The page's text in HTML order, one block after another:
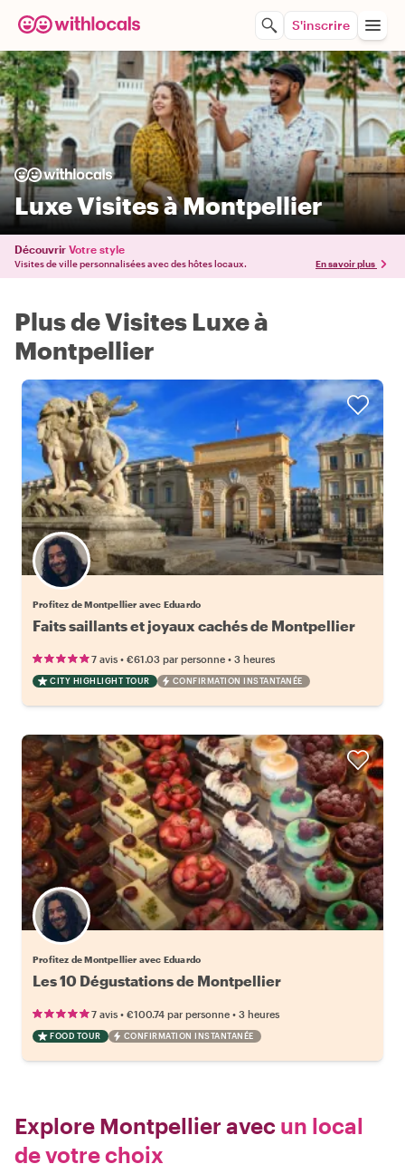
S'inscrire
Luxe Visites à Montpellier
Découvrir Votre style
Visites de ville personnalisées avec des hôtes locaux. En savoir plus
Plus de Visites Luxe à
Montpellier
Profitez de Montpellier avec Eduardo
Faits saillants et joyaux cachés de Montpellier
7 avis • €61.03 par personne • 3 heures
CITY HIGHLIGHT TOUR CONFIRMATION INSTANTANÉE
Profitez de Montpellier avec Eduardo
Les 10 Dégustations de Montpellier
7 avis • €100.74 par personne • 3 heures
FOOD TOUR CONFIRMATION INSTANTANÉE
Explore Montpellier avec un local
de votre choix